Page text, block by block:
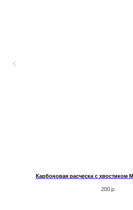
Карбоновая расческа с хвостиком
200 р.